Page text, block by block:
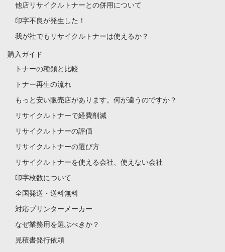
他店リサイクルトナーとの併用について
印字不良が発生した！
我が社でもリサイクルトナーは使えるか？
購入ガイド
トナーの種類と比較
トナー再生の流れ
もっと安い販売店があります。何が違うのですか？
リサイクルトナーで経費削減
リサイクルトナーの評価
リサイクルトナーの選び方
リサイクルトナーを使える会社、使えない会社
印字枚数について
全国発送・送料無料
対応プリンターメーカー
なぜ業務用を選ぶべきか？
見積書発行依頼